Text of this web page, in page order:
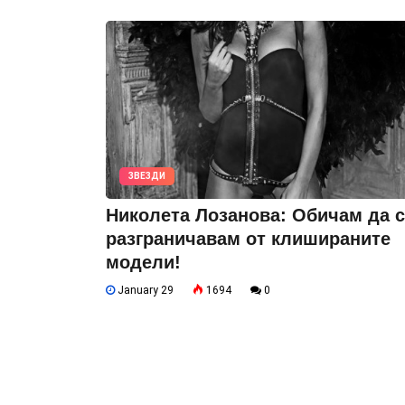
ЗВЕЗДИ
Николета Лозанова: Обичам да
разграничавам от клишираните
модели!
January 29 1694 0